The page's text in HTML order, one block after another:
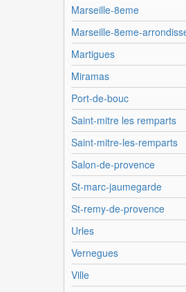
Marseille-8eme
Marseille-8eme-
Martigues
Miramas
Port-de-bouc
Saint-mitre les remparts
Saint-mitre-les-remparts
Salon-de-provence
St-marc-jaumegarde
St-remy-de-provence
Urles
Vernegues
Ville